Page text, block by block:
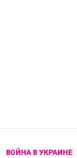
ВОЙНА В УКРАИНЕ